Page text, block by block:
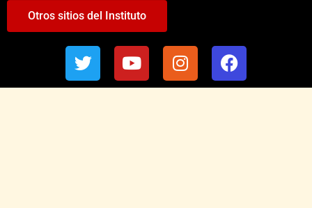
Otros sitios del Instituto